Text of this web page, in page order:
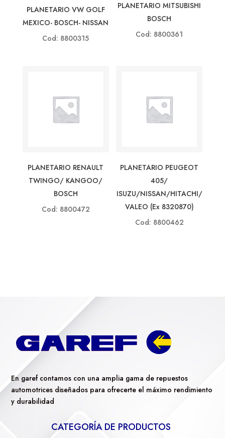
PLANETARIO VW GOLF
MEXICO- BOSCH- NISSAN
Cod: 8800315
PLANETARIO MITSUBISHI
BOSCH
Cod: 8800361
PLANETARIO RENAULT
TWINGO/ KANGOO/
BOSCH
Cod: 8800472
PLANETARIO PEUGEOT
405/
ISUZU/NISSAN/HITACHI/
VALEO (ex 8320870)
Cod: 8800462
En garef contamos con una amplia gama de repuestos
automotrices diseñados para ofrecerte el máximo rendimiento
y durabilidad
CATEGORÍA DE PRODUCTOS